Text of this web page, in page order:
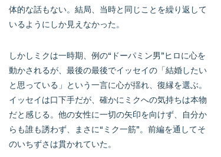
体的な話もない。結局、当時と同じことを繰り返して
いるようにしか見えなかった。
しかしミクは一時期、例の“ドーパミン男”ヒロに心を
動かされるが、最後の最後でイッセイの「結婚したい
と思っている」という一言に心が揺れ、復縁を選ぶ。
イッセイは口下手だが、確かにミクへの気持ちは本物
だと感じる。他の女性に一切の矢印を向けず、自分か
らも誰も誘わず、まさに“ミク一筋”。前編を通してそ
のいちずさは貫かれていた。